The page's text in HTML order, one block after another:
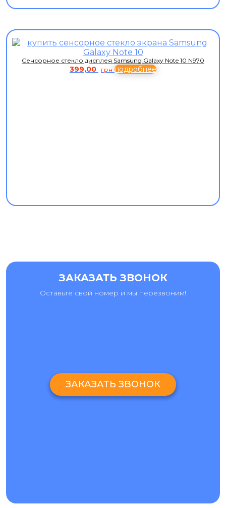
Сенсорное стекло дисплея Samsung Galaxy Note 10 N970
399,00 грн подробнее
ЗАКАЗАТЬ ЗВОНОК
Оставьте свой номер и мы перезвоним!
ЗАКАЗАТЬ ЗВОНОК